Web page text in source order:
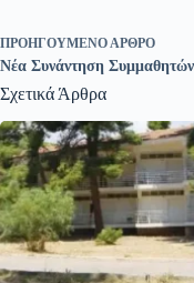
ΠΡΟΗΓΟΎΜΕΝΟΆΡΘΡΟ
Νέα Συνάντηση
Σχετικά Άρθρα